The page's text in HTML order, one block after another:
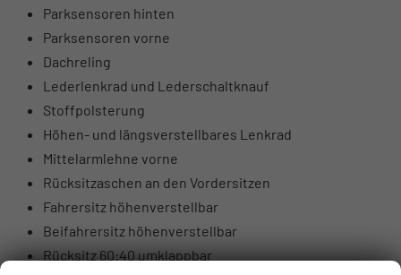
Parksensoren hinten
Parksensoren vorne
Dachreling
Lederlenkrad und Lederschaltknauf
Stoffpolsterung
Höhen- und längsverstellbares Lenkrad
Mittelarmlehne vorne
Rücksitzaschen an den Vordersitzen
Fahrersitz höhenverstellbar
Beifahrersitz höhenverstellbar
Rücksitz 60:40 umklappbar